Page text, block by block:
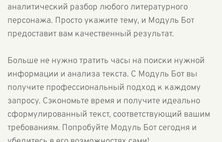
аналитический разбор любого литературного
персонажа. Просто укажите тему, и Модуль Бот
предоставит вам качественный результат.
Больше не нужно тратить часы на поиски нужной
информации и анализа текста. С Модуль Бот вы
получите профессиональный подход к каждому
запросу. Сэкономьте время и получите идеально
сформулированный текст, соответствующий вашим
требованиям. Попробуйте Модуль Бот сегодня и